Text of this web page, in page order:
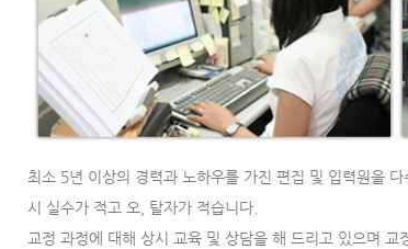
최소 5년 이상의 경력과 노하우를 가진 편집 및 입력원을
시 실수가 적고 오, 탈자가 적습니다.
교정 과정에 대해 상시 교육 및 상담을 해 드리고 있으며 교